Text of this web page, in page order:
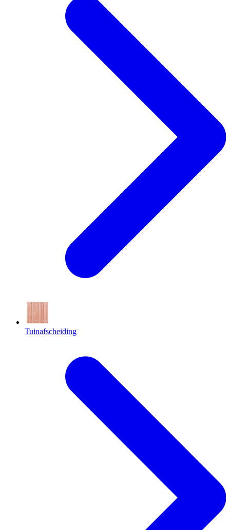
Tuinafscheiding